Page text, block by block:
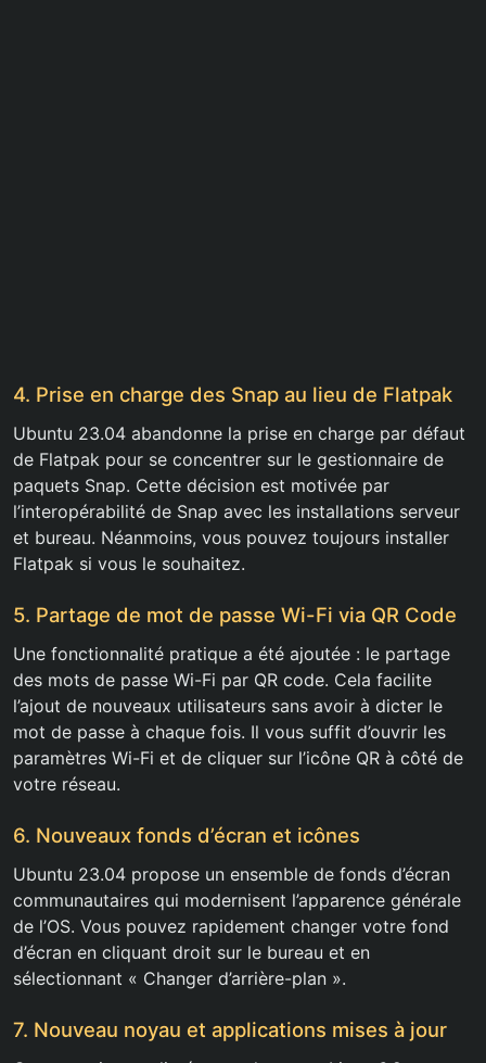
4. Prise en charge des Snap au lieu de Flatpak
Ubuntu 23.04 abandonne la prise en charge par défaut
de Flatpak pour se concentrer sur le gestionnaire de
paquets Snap. Cette décision est motivée par
l’interopérabilité de Snap avec les installations serveur
et bureau. Néanmoins, vous pouvez toujours installer
Flatpak si vous le souhaitez.
5. Partage de mot de passe Wi-Fi via QR Code
Une fonctionnalité pratique a été ajoutée : le partage
des mots de passe Wi-Fi par QR code. Cela facilite
l’ajout de nouveaux utilisateurs sans avoir à dicter le
mot de passe à chaque fois. Il vous suffit d’ouvrir les
paramètres Wi-Fi et de cliquer sur l’icône QR à côté de
votre réseau.
6. Nouveaux fonds d’écran et icônes
Ubuntu 23.04 propose un ensemble de fonds d’écran
communautaires qui modernisent l’apparence générale
de l’OS. Vous pouvez rapidement changer votre fond
d’écran en cliquant droit sur le bureau et en
sélectionnant « Changer d’arrière-plan ».
7. Nouveau noyau et applications mises à jour